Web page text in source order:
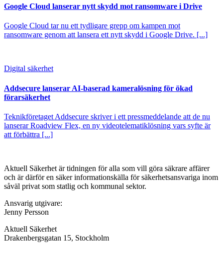
Google Cloud lanserar nytt skydd mot ransomware i Drive
Google Cloud tar nu ett tydligare grepp om kampen mot
ransomware genom att lansera ett nytt skydd i Google Drive. [...]
Digital säkerhet
Addsecure lanserar AI-baserad kameralösning för ökad
förarsäkerhet
Teknikföretaget Addsecure skriver i ett pressmeddelande att de nu
lanserar Roadview Flex, en ny videotelematiklösning vars syfte är
att förbättra [...]
Aktuell Säkerhet är tidningen för alla som vill göra säkrare affärer
och är därför en säker informationskälla för säkerhets­ansvariga inom
såväl privat som statlig och kommunal sektor.
Ansvarig utgivare:
Jenny Persson
Aktuell Säkerhet
Drakenbergsgatan 15, Stockholm